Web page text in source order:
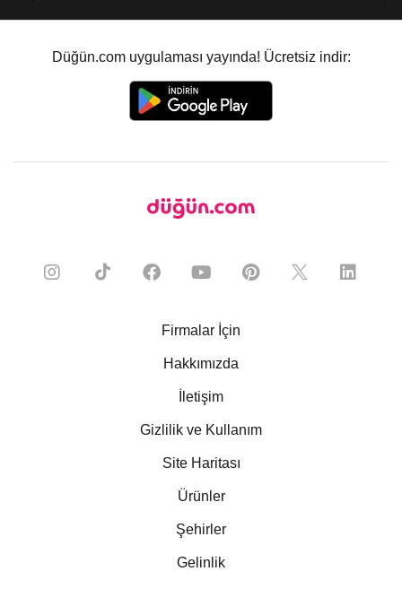
Düğün.com uygulaması yayında! Ücretsiz indir:
Firmalar İçin
Hakkımızda
İletişim
Gizlilik ve Kullanım
Site Haritası
Ürünler
Şehirler
Gelinlik